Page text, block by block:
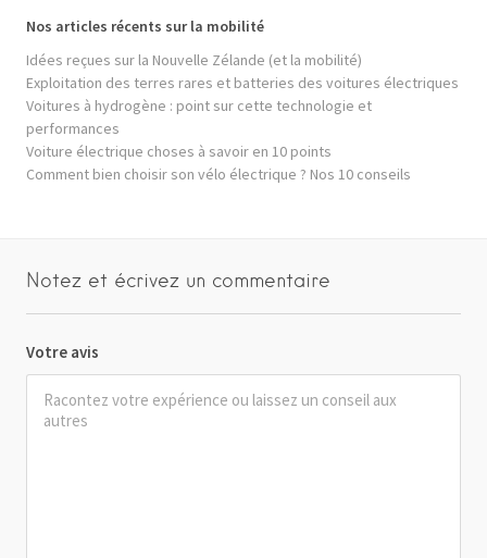
Nos articles récents sur la mobilité
Idées reçues sur la Nouvelle Zélande (et la mobilité)
Exploitation des terres rares et batteries des voitures électriques
Voitures à hydrogène : point sur cette technologie et
performances
Voiture électrique choses à savoir en 10 points
Comment bien choisir son vélo électrique ? Nos 10 conseils
Notez et écrivez un commentaire
Votre avis